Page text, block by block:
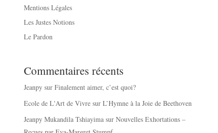
Mentions Légales
Les Justes Notions
Le Pardon
Commentaires récents
Jeanpy surFinalement aimer, c’est quoi?
Ecole de L'Art de Vivre surL’Hymne à la Joie de Beethoven
Jeanpy Mukandila Tshiayima surNouvelles Exhortations –